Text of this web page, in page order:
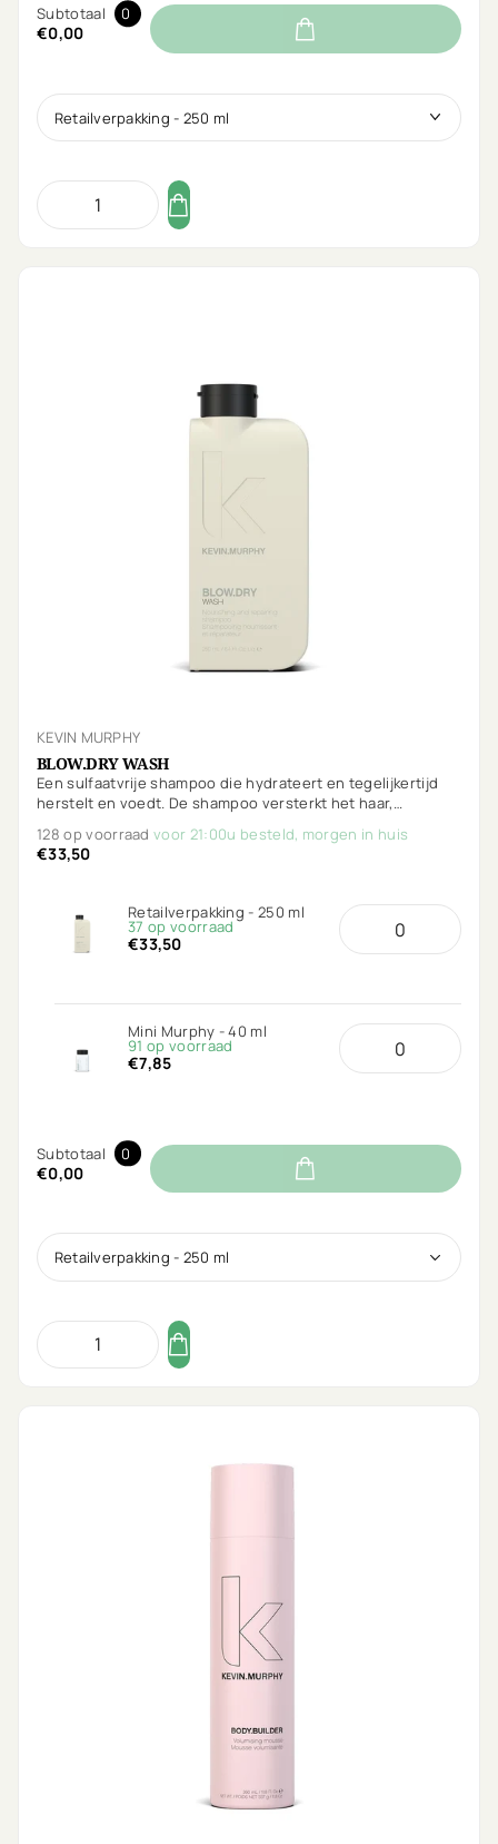
Subtotaal 0
€0,00
KEVIN MURPHY
BLOW.DRY WASH
Een sulfaatvrije shampoo die hydrateert en tegelijkertijd
herstelt en voedt. De shampoo versterkt het haar,
hitte.
128 op voorraadvoor 21:00u besteld, morgen in huis
€33,50
Retailverpakking - 250 ml
37 op voorraad
€33,50
Mini Murphy - 40 ml
91 op voorraad
€7,85
Subtotaal 0
€0,00